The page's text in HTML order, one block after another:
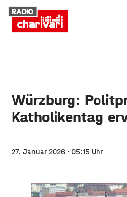
Würzburg:
Katholikentag
27. Januar 2026 · 05:15 Uhr